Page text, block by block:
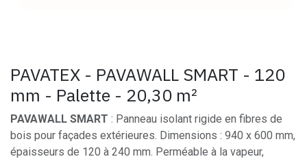
PAVATEX - PAVAWALL SMART - 120
mm - Palette - 20,30 m²
PAVAWALL SMART : Panneau isolant rigide en fibres de
bois pour façades extérieures. Dimensions : 940 x 600 mm,
épaisseurs de 120 à 240 mm. Perméable à la vapeur,